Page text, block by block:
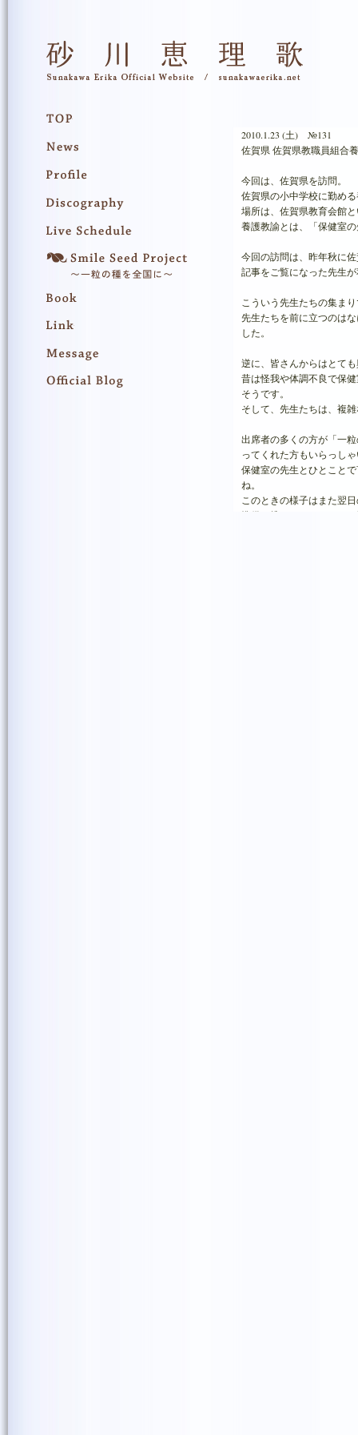
2010.1.23 (土) №131
佐賀県 佐賀県教職員組合
今回は、佐賀県を訪問。
佐賀県の小中学校に勤め
場所は、佐賀県教育会館
養護教諭とは、「保健室
今回の訪問は、昨年秋に
記事をご覧になった先生
こういう先生たちの集ま
先生たちを前に立つのは
した。
逆に、皆さんからはとて
昔は怪我や体調不良で保
そうです。
そして、先生たちは、複
出席者の多くの方が「一
ってくれた方もいらっし
保健室の先生とひとこと
ね。
このときの様子はまた翌
準備に携わってくださっ